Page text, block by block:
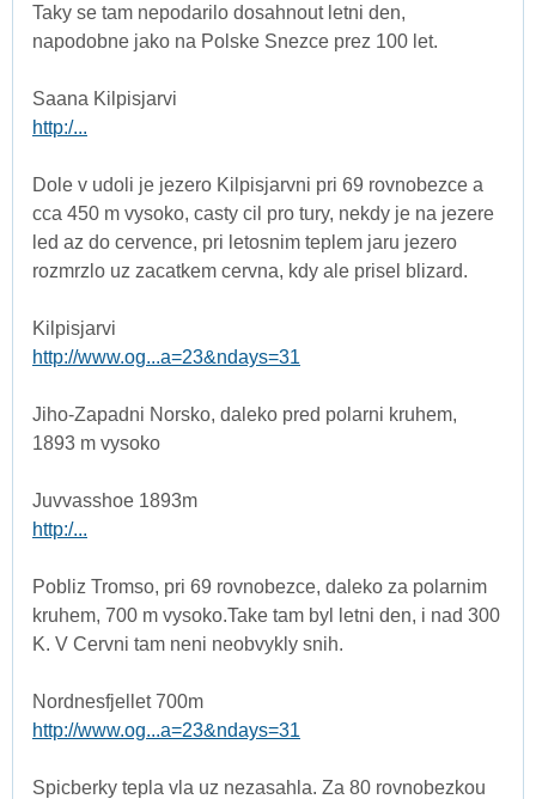
Taky se tam nepodarilo dosahnout letni den,
napodobne jako na Polske Snezce prez 100 let.
Saana Kilpisjarvi
http:/...
Dole v udoli je jezero Kilpisjarvni pri 69 rovnobezce a
cca 450 m vysoko, casty cil pro tury, nekdy je na jezere
led az do cervence, pri letosnim teplem jaru jezero
rozmrzlo uz zacatkem cervna, kdy ale prisel blizard.
Kilpisjarvi
http://www.og...a=23&ndays=31
Jiho-Zapadni Norsko, daleko pred polarni kruhem,
1893 m vysoko
Juvvasshoe 1893m
http:/...
Pobliz Tromso, pri 69 rovnobezce, daleko za polarnim
kruhem, 700 m vysoko.Take tam byl letni den, i nad 300
K. V Cervni tam neni neobvykly snih.
Nordnesfjellet 700m
http://www.og...a=23&ndays=31
Spicberky tepla vla uz nezasahla. Za 80 rovnobezkou